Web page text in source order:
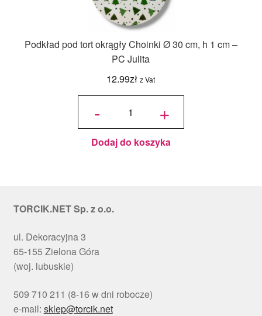
Podkład pod tort okrągły Choinki Ø 30 cm, h 1 cm –
PC Julita
12.99zł z Vat
-
ilość
okrągły
Choinki
cm, h 1
cm - PC
+
Dodaj do koszyka
TORCIK.NET Sp. z o.o.
ul. Dekoracyjna 3
65-155 Zielona Góra
(woj. lubuskie)
509 710 211 (8-16 w dni robocze)
e-mail: sklep@torcik.net